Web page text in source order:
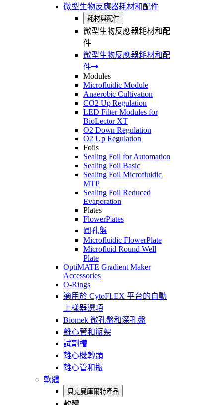
微型生物反應器耗材和配件
耗材與配件
微型生物反應器耗材和配
件
微型生物反應器耗材和配
件
Modules
Microfluidic Module
Anaerobic Cultivation
CO2 Up Regulation
LED Filter Modules for
BioLector XT
O2 Down Regulation
O2 Up Regulation
Foils
Sealing Foil for Automation
Sealing Foil Basic
Sealing Foil Microfluidic
MTP
Sealing Foil Reduced
Evaporation
Plates
FlowerPlates
圓孔盤
Microfluidic FlowerPlate
Microfluid Round Well
Plate
OptiMATE Gradient Maker
Accessories
O-Rings
適用於 CytoFLEX 平台的自動
上樣器選項
Biomek 微孔盤和深孔盤
離心管和瓶架
試劑槽
離心機轉頭
離心管和瓶
軟體
貝克曼庫爾特產品